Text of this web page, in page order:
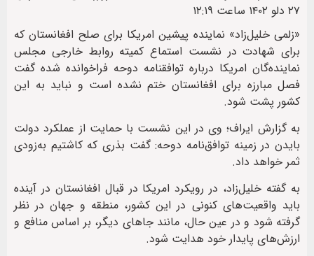
۲۷ دلو ۱۴۰۲ ساعت ۱۲:۱۹
«زلمی خلیل‌زاد» نماینده‌ پیشین امریکا برای صلح افغانستان که
برای شهادت در نشست استماع کمیته روابط خارجی مجلس
نماینده‌گان امریکا درباره توافقنامه دوحه فراخوانده شده گفت
فصل مبارزه برای افغانستان ختم نشده است و نباید به این
کشور پشت شود.
به گزارش ایراف؛ وی در این نشست با حمایت از عملکرد دولت
بایدن در زمینه توافق‌نامه دوحه: گفت بذری که کاشتیم به‌زودی
ثمر خواهد داد.
به گفته خلیل‌زاد، در رویکرد امریکا در قبال افغانستان در آینده
باید واقعیت‌های کنونی در این کشور، منطقه و جهان در نظر
گرفته شود و در عین حال، مانند جاهای دیگر، بر اساس منافع و
ارزش‌های پایدار خود هدایت شود.